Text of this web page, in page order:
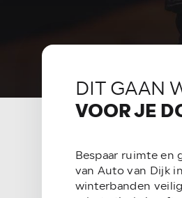
DIT GAAN
VOOR JE
Bespaar ruimte en
van Auto van Dijk
winterbanden